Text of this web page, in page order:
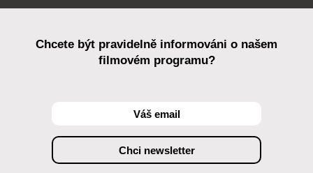
Chcete být pravidelně informováni o našem
filmovém programu?